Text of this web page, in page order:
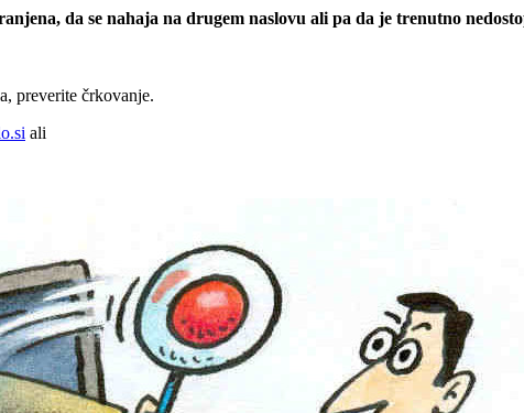
da se nahaja na drugem naslovu ali pa da je trenutno
preverite črkovanje.
ali